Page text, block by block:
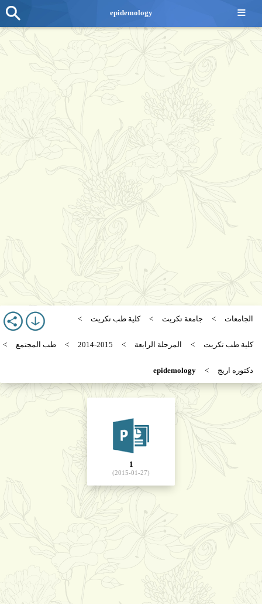
الجامعات جامعة تكريت كلية طب تكريت
كلية طب تكريت المرحلة الرابعة 2014-2015 طب المجتمع
دكتوره اريج epidemology
1
(2015-01-27)
≡
epidemology